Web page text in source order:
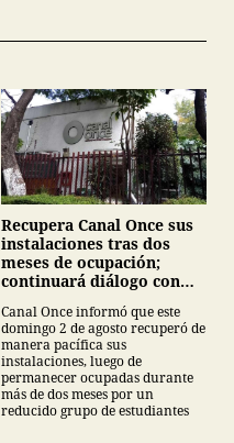
Recupera Canal Once sus
instalaciones tras dos
meses de ocupación;
continuará diálogo con
Canal Once informó que este
domingo 2 de agosto recuperó de
manera pacífica sus
instalaciones, luego de
permanecer ocupadas durante
más de dos meses por un
reducido grupo de estudiantes